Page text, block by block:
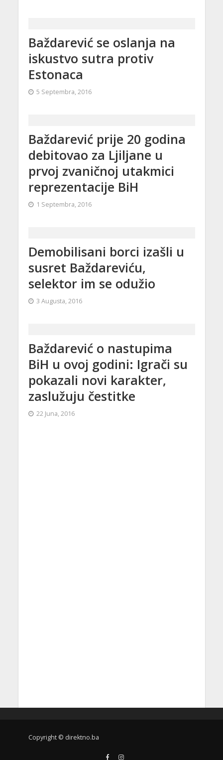
Baždarević se oslanja na
iskustvo sutra protiv
Estonaca
5 Septembra, 2016
Baždarević prije 20 godina
debitovao za Ljiljane u
prvoj zvaničnoj utakmici
reprezentacije BiH
1 Septembra, 2016
Demobilisani borci izašli u
susret Baždareviću,
selektor im se odužio
3 Augusta, 2016
Baždarević o nastupima
BiH u ovoj godini: Igrači su
pokazali novi karakter,
zaslužuju čestitke
22 Juna, 2016
Copyright © direktno.ba